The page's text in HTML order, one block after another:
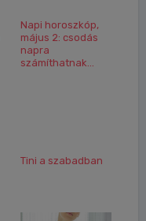
Napi horoszkóp,
május 2: csodás
napra
számíthatnak...
Tini a szabadban